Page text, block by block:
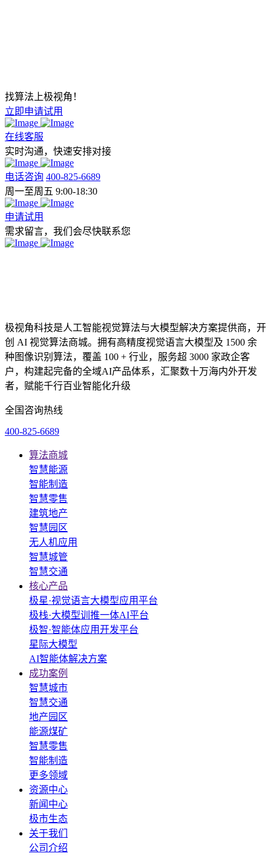
找算法上极视角！
立即申请试用
在线客服
实时沟通，快速安排对接
电话咨询 400-825-6689
周一至周五 9:00-18:30
申请试用
需求留言，我们会尽快联系您
极视角科技是人工智能视觉算法与大模型解决方案提供商，开
创 AI 视觉算法商城。拥有高精度视觉语言大模型及 1500 余
种图像识别算法，覆盖 100 + 行业，服务超 3000 家政企客
户，构建起完备的全域AI产品体系，汇聚数十万海内外开发
者，赋能千行百业智能化升级
全国咨询热线
400-825-6689
算法商城
智慧能源
智能制造
智慧零售
建筑地产
智慧园区
无人机应用
智慧城管
智慧交通
核心产品
极星·视觉语言大模型应用平台
极栈·大模型训推一体AI平台
极智·智能体应用开发平台
星际大模型
AI智能体解决方案
成功案例
智慧城市
智慧交通
地产园区
能源煤矿
智慧零售
智能制造
更多领域
资源中心
新闻中心
极市生态
关于我们
公司介绍